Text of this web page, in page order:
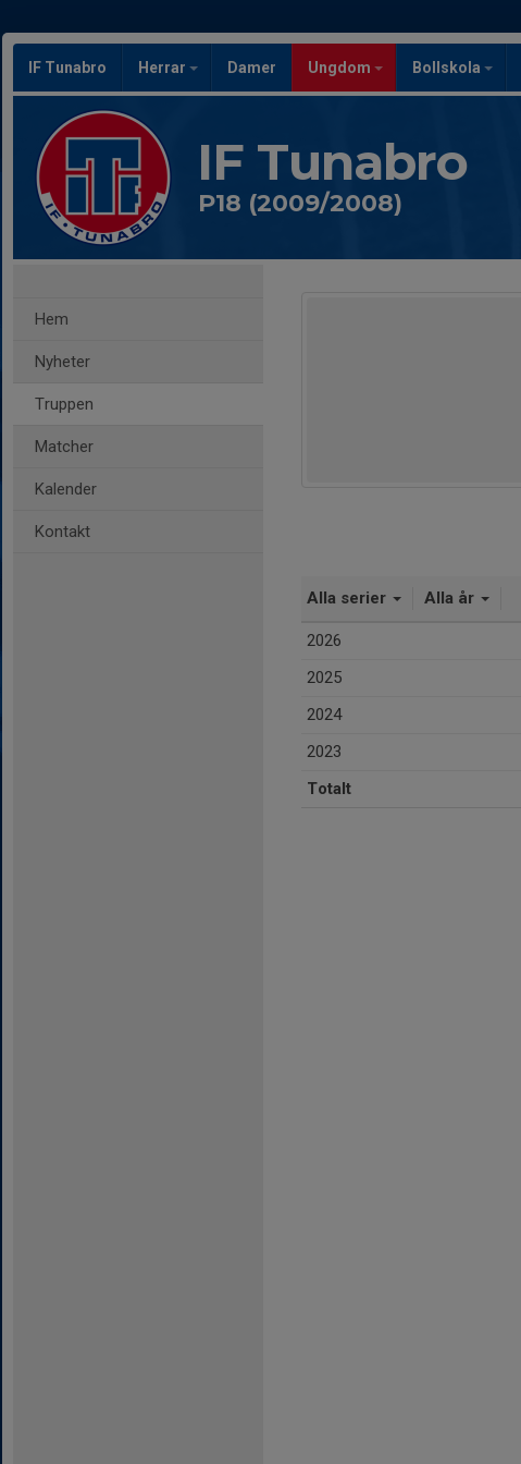
IF Tunabro Herrar Damer Ungdom Bollskola
IF Tunabro
P18 (2009/2008)
Hem
Nyheter
Truppen
Matcher
Kalender
Kontakt
Alla serier Alla år
2026
2025
2024
2023
Totalt